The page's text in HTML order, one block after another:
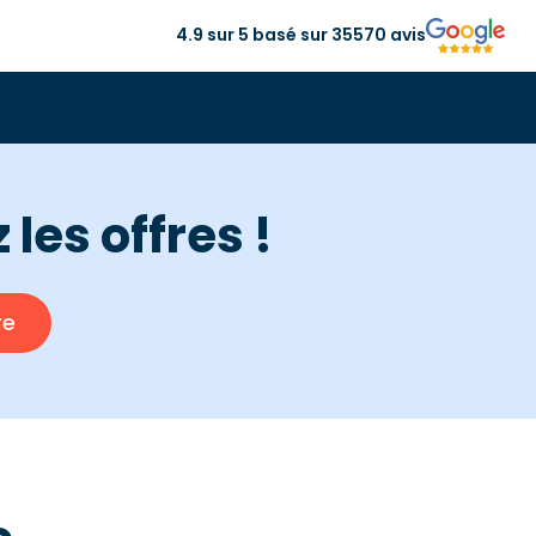
4.9 sur 5 basé sur 35570 avis
les offres !